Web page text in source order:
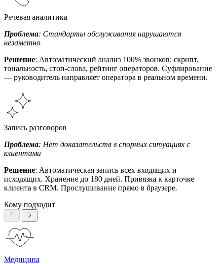
Речевая аналитика
Проблема: Стандарты обслуживания нарушаются
незаметно
Решение: Автоматический анализ 100% звонков: скрипт,
тональность, стоп-слова, рейтинг операторов. Суфлирование
— руководитель направляет оператора в реальном времени.
Запись разговоров
Проблема: Нет доказательств в спорных ситуациях с
клиентами
Решение: Автоматическая запись всех входящих и
исходящих. Хранение до 180 дней. Привязка к карточке
клиента в CRM. Прослушивание прямо в браузере.
Кому подходит
Медицина